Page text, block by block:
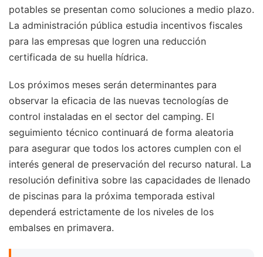
potables se presentan como soluciones a medio plazo.
La administración pública estudia incentivos fiscales
para las empresas que logren una reducción
certificada de su huella hídrica.
Los próximos meses serán determinantes para
observar la eficacia de las nuevas tecnologías de
control instaladas en el sector del camping. El
seguimiento técnico continuará de forma aleatoria
para asegurar que todos los actores cumplen con el
interés general de preservación del recurso natural. La
resolución definitiva sobre las capacidades de llenado
de piscinas para la próxima temporada estival
dependerá estrictamente de los niveles de los
embalses en primavera.